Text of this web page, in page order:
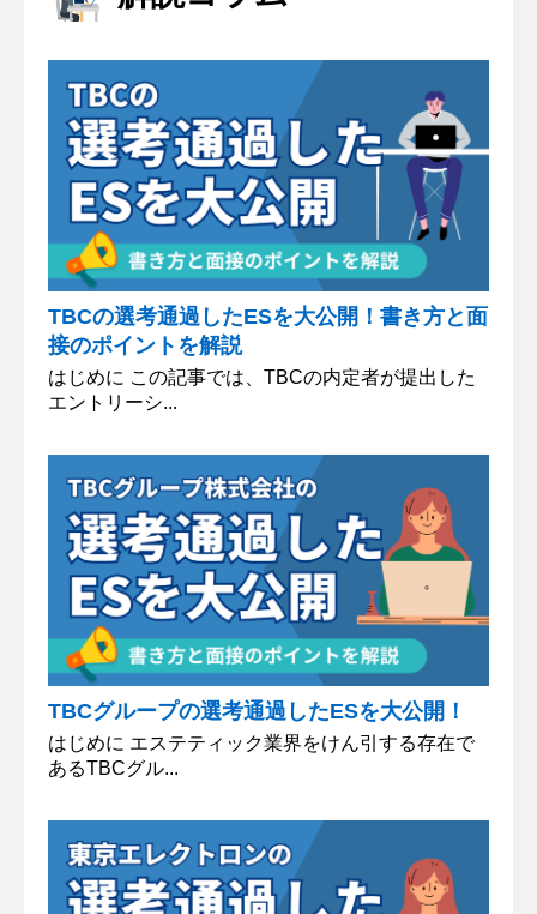
す。また、サークルに力を入れており、野球、バド
TBCの選考通過したESを大公開！書き方と面
接のポイントを解説
はじめに この記事では、TBCの内定者が提出した
エントリーシ...
TBCグループの選考通過したESを大公開！
はじめに エステティック業界をけん引する存在で
あるTBCグル...